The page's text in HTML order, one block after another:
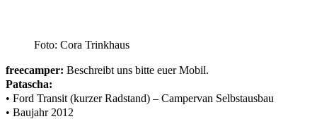
Foto: Cora Trinkhaus
freecamper: Beschreibt uns bitte euer Mobil.
Patascha:
• Ford Transit (kurzer Radstand) – Campervan Selbstausbau
• Baujahr 2012